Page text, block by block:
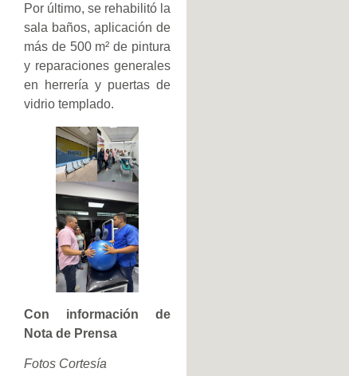
Por último, se rehabilitó la
sala baños, aplicación de
más de 500 m² de pintura
y reparaciones generales
en herrería y puertas de
vidrio templado.
Con información de
Nota de Prensa
Fotos Cortesía